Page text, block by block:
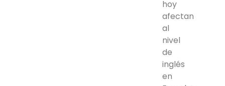
hoy
afectan
al
nivel
de
inglés
en